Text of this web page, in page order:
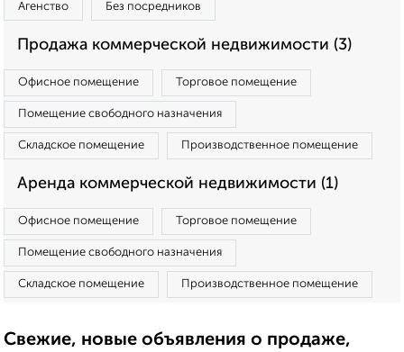
Агенство Без посредников
Продажа коммерческой недвижимости (3)
Офисное помещение Торговое помещение
Помещение свободного назначения
Складское помещение Производственное помещение
Аренда коммерческой недвижимости (1)
Офисное помещение Торговое помещение
Помещение свободного назначения
Складское помещение Производственное помещение
Свежие, новые объявления о продаже,